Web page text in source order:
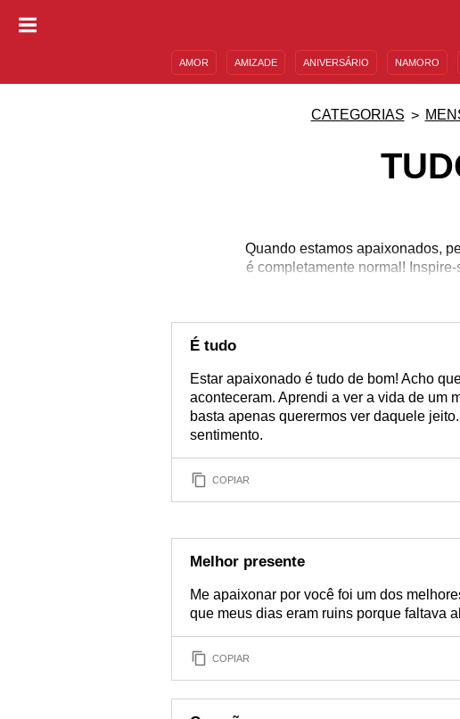
AMOR AMIZADE ANIVERSÁRIO NAMORO
CATEGORIAS
Quando estamos apaixonados,
é completamente normal!
É tudo
Estar apaixonado é tudo de bom! Acho
aconteceram. Aprendi a ver a vida de um
basta apenas querermos ver daquele
sentimento.
COPIAR
Melhor presente
Me apaixonar por você foi um dos
que meus dias eram ruins porque faltava
COPIAR